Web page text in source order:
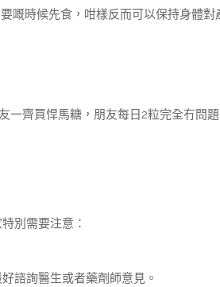
嘅時候先食，咁樣反而可以保持身體對
一齊買悍馬糖，朋友每日2粒完全冇問
別需要注意：
諮詢醫生或者藥劑師意見。